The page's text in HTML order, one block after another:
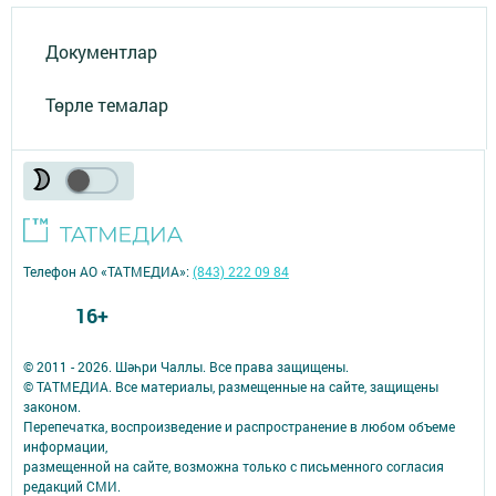
Документлар
Төрле темалар
© 2011 - 2026. Шәһри Чаллы. Все права защищены.
© ТАТМЕДИА. Все материалы, размещенные на сайте, защищены
законом.
Перепечатка, воспроизведение и распространение в любом объеме
информации,
размещенной на сайте, возможна только с письменного согласия
редакций СМИ.
Телефон АО «ТАТМЕДИА»:(843) 222 09 84
16+